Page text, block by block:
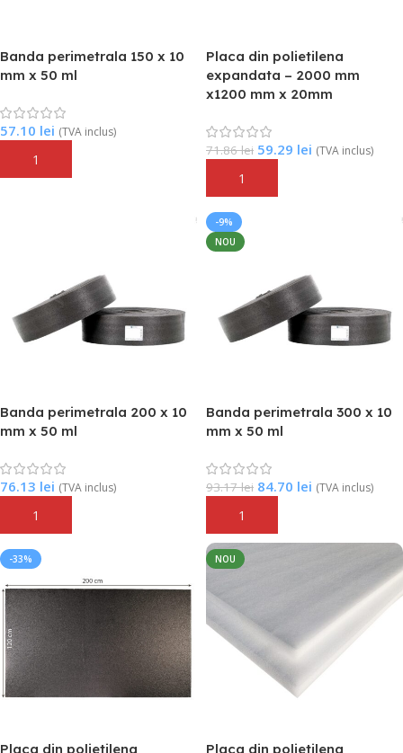
Banda perimetrala 150 x 10
mm x 50 ml
57.10 lei (TVA inclus)
Adaugă În Coș
Placa din polietilena
expandata – 2000 mm
x1200 mm x 20mm
71.86lei 59.29 lei (TVA inclus)
Adaugă În Coș
Banda perimetrala 200 x 10
mm x 50 ml
76.13 lei (TVA inclus)
Adaugă În Coș
-9%
NOU
Banda perimetrala 300 x 10
mm x 50 ml
93.17lei 84.70 lei (TVA inclus)
Adaugă În Coș
-33%
Placa din polietilena
NOU
Placa din polietilena